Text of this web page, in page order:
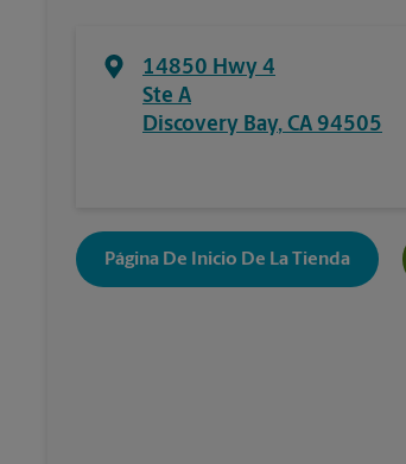
14850 Hwy 4
Ste A
Discovery Bay, CA 94505
Página De Inicio De La Tienda